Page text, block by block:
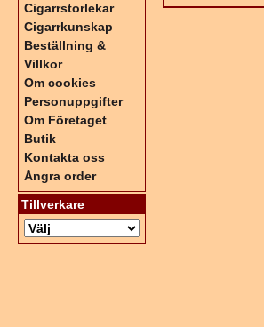
Cigarrstorlekar
Cigarrkunskap
Beställning &
Villkor
Om cookies
Personuppgifter
Om Företaget
Butik
Kontakta oss
Ångra order
Tillverkare